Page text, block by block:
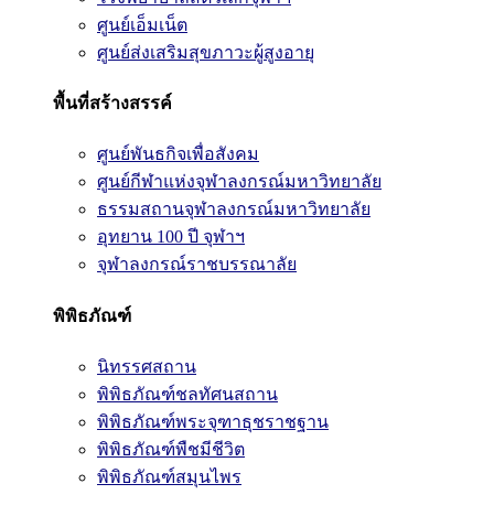
ศูนย์เอ็มเน็ต
ศูนย์ส่งเสริมสุขภาวะผู้สูงอายุ
พื้นที่สร้างสรรค์
ศูนย์พันธกิจเพื่อสังคม
ศูนย์กีฬาแห่งจุฬาลงกรณ์มหาวิทยาลัย
ธรรมสถานจุฬาลงกรณ์มหาวิทยาลัย
อุทยาน 100 ปี จุฬาฯ
จุฬาลงกรณ์ราชบรรณาลัย
พิพิธภัณฑ์
นิทรรศสถาน
พิพิธภัณฑ์ชลทัศนสถาน
พิพิธภัณฑ์พระจุฑาธุชราชฐาน
พิพิธภัณฑ์พืชมีชีวิต
พิพิธภัณฑ์สมุนไพร